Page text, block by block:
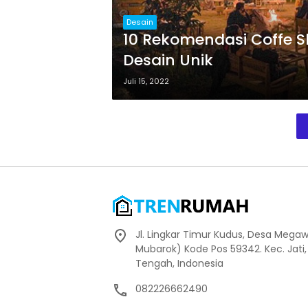
Desain
10 Rekomendasi Coffe
Desain Unik
Juli 15, 2022
Jl. Lingkar Timur Kudus, Desa
Mubarok) Kode Pos 59342. Kec.
Tengah, Indonesia
082226662490